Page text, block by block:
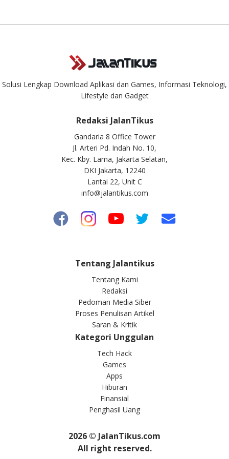
Solusi Lengkap Download Aplikasi dan Games, Informasi Teknologi,
Lifestyle dan Gadget
Redaksi JalanTikus
Gandaria 8 Office Tower
Jl. Arteri Pd. Indah No. 10,
Kec. Kby. Lama, Jakarta Selatan,
DKI Jakarta, 12240
Lantai 22, Unit C
info@jalantikus.com
Tentang Jalantikus
Tentang Kami
Redaksi
Pedoman Media Siber
Proses Penulisan Artikel
Saran & Kritik
Kategori Unggulan
Tech Hack
Games
Apps
Hiburan
Finansial
Penghasil Uang
2026 © JalanTikus.com
All right reserved.